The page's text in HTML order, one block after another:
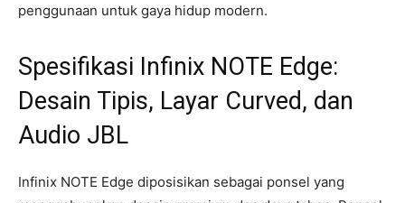
penggunaan untuk gaya hidup modern.
Spesifikasi Infinix NOTE Edge:
Desain Tipis, Layar Curved, dan
Audio JBL
Infinix NOTE Edge diposisikan sebagai ponsel yang